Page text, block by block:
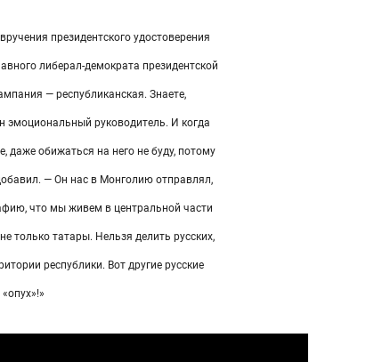
президентского удостоверения
либерал-демократа президентской
— республиканская. Знаете,
эмоциональный руководитель. И когда
даже обижаться на него не буду, потому
— Он нас в Монголию отправлял,
что мы живем в центральной части
только татары. Нельзя делить русских,
республики. Вот другие русские